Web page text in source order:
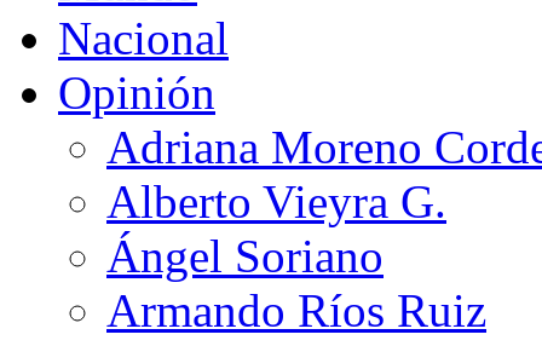
Nacional
Opinión
Adriana Moreno
Alberto Vieyra G.
Ángel Soriano
Armando Ríos Ruiz